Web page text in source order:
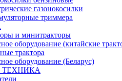
газонокосилки
триммера
и минитракторы
оборудование (китайские
трактора
оборудование (Беларус)